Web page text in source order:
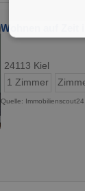
Wohnen auf Zeit
24113 Kiel
1 Zimmer
Quelle: